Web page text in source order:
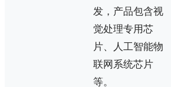
发，产品包含视
觉处理专用芯
片、人工智能物
联网系统芯片
等。